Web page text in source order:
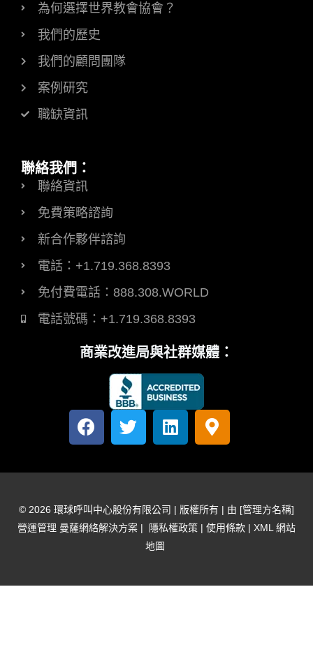
為何選擇世界教會協會？
我們的歷史
我們的顧問團隊
案例研究
職缺資訊
聯絡我們：
聯絡資訊
免費策略諮詢
新合作夥伴諮詢
電話：+1.719.368.8393
免付費電話：888.308.WORLD
電話號碼：+1.719.368.8393
商業改進局與社群媒體：
臉
書
推
特
領
英
地
圖
記
代
文
© 2026 環球呼叫中心股份有限公司 | 版權所有 | 由 [管理方名稱]
營運管理 曼薩網絡解決方案 | 隱私權政策 | 使用條款 | XML 網站
地圖